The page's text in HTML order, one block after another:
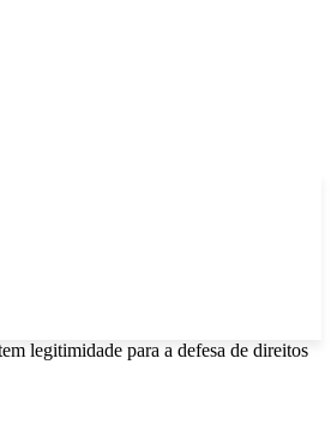
legitimidade para a defesa de direitos